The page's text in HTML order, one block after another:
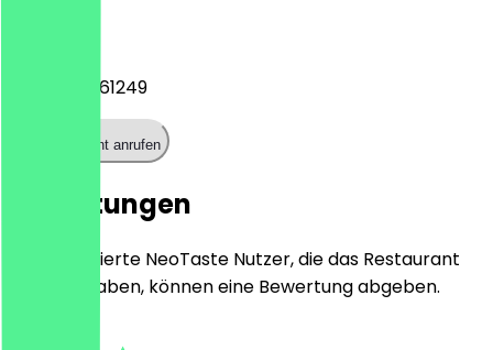
+4922896161249
Restaurant anrufen
Bewertungen
Nur registrierte NeoTaste Nutzer, die das Restaurant
besucht haben, können eine Bewertung abgeben.